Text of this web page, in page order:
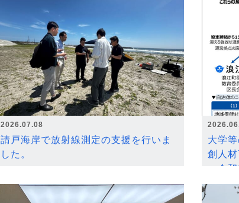
2026.07.08
請戸海岸で放射線測定の支援を行いま
した。
大学
創人
～令